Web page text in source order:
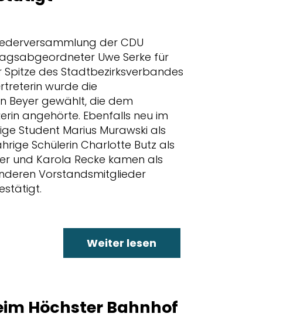
der CDU
Uwe Serke für
des Stadtbezirksverbandes
wurde die
Beyer gewählt, die dem
angehörte. Ebenfalls neu im
Student Marius Murawski als
Schülerin Charlotte Butz als
und Karola Recke kamen als
Vorstandsmitglieder
Weiter lesen
Höchster Bahnhof